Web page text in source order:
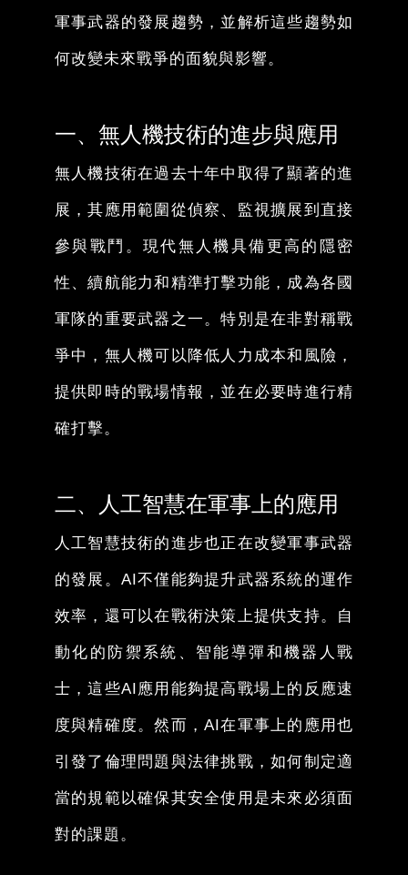
軍事武器的發展趨勢，並解析這些趨勢如
何改變未來戰爭的面貌與影響。
一、無人機技術的進步與應用
無人機技術在過去十年中取得了顯著的進
展，其應用範圍從偵察、監視擴展到直接
參與戰鬥。現代無人機具備更高的隱密
性、續航能力和精準打擊功能，成為各國
軍隊的重要武器之一。特別是在非對稱戰
爭中，無人機可以降低人力成本和風險，
提供即時的戰場情報，並在必要時進行精
確打擊。
二、人工智慧在軍事上的應用
人工智慧技術的進步也正在改變軍事武器
的發展。AI不僅能夠提升武器系統的運作
效率，還可以在戰術決策上提供支持。自
動化的防禦系統、智能導彈和機器人戰
士，這些AI應用能夠提高戰場上的反應速
度與精確度。然而，AI在軍事上的應用也
引發了倫理問題與法律挑戰，如何制定適
當的規範以確保其安全使用是未來必須面
對的課題。